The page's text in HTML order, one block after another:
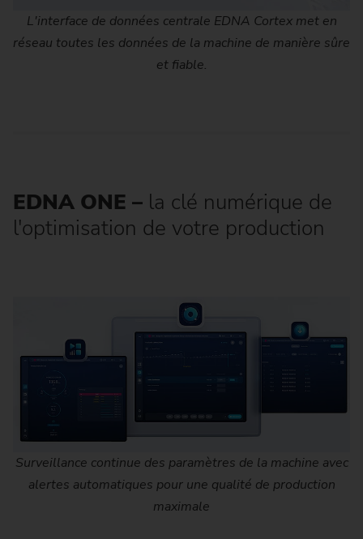
L'interface de données centrale EDNA Cortex met en
réseau toutes les données de la machine de manière sûre
et fiable.
EDNA ONE – la clé numérique de
l'optimisation de votre production
Surveillance continue des paramètres de la machine avec
alertes automatiques pour une qualité de production
maximale